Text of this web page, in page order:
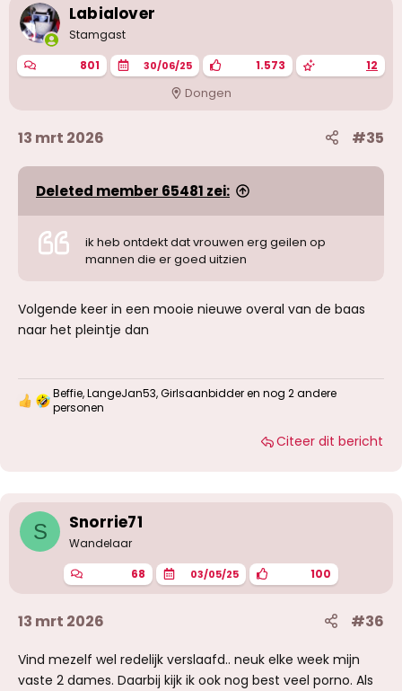
n
g
n
:
Labialover
Stamgast
801 30/06/25 1.573 12
Dongen
13 mrt 2026 #35
Deleted member 65481 zei:
ik heb ontdekt dat vrouwen erg geilen op
mannen die er goed uitzien
Volgende keer in een mooie nieuwe overal van de baas
naar het pleintje dan
W
n
g
Beffie,LangeJan53,Girlsaanbidderen nog 2 andere
personen
Citeer dit bericht
S Snorrie71
Wandelaar
68 03/05/25 100
13 mrt 2026 #36
Vind mezelf wel redelijk verslaafd.. neuk elke week mijn
vaste 2 dames. Daarbij kijk ik ook nog best veel porno. Als